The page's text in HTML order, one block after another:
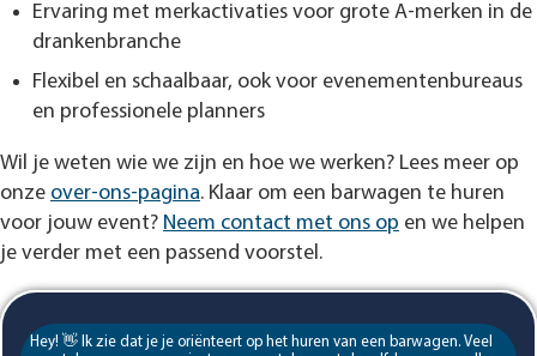
Ervaring met merkactivaties voor grote A-merken in de
drankenbranche
Flexibel en schaalbaar, ook voor evenementenbureaus
en professionele planners
Wil je weten wie we zijn en hoe we werken? Lees meer op
onze over-ons-pagina. Klaar om een barwagen te huren
voor jouw event? Neem contact met ons op en we helpen
je verder met een passend voorstel.
Hey! 👋 Ik zie dat je je oriënteert op het huren van een barwagen. Veel